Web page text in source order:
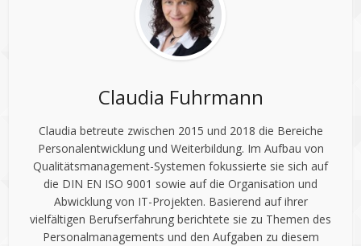
Claudia Fuhrmann
Claudia betreute zwischen 2015 und 2018 die Bereiche
Personalentwicklung und Weiterbildung. Im Aufbau von
Qualitätsmanagement-Systemen fokussierte sie sich auf
die DIN EN ISO 9001 sowie auf die Organisation und
Abwicklung von IT-Projekten. Basierend auf ihrer
vielfältigen Berufserfahrung berichtete sie zu Themen des
Personalmanagements und den Aufgaben zu diesem